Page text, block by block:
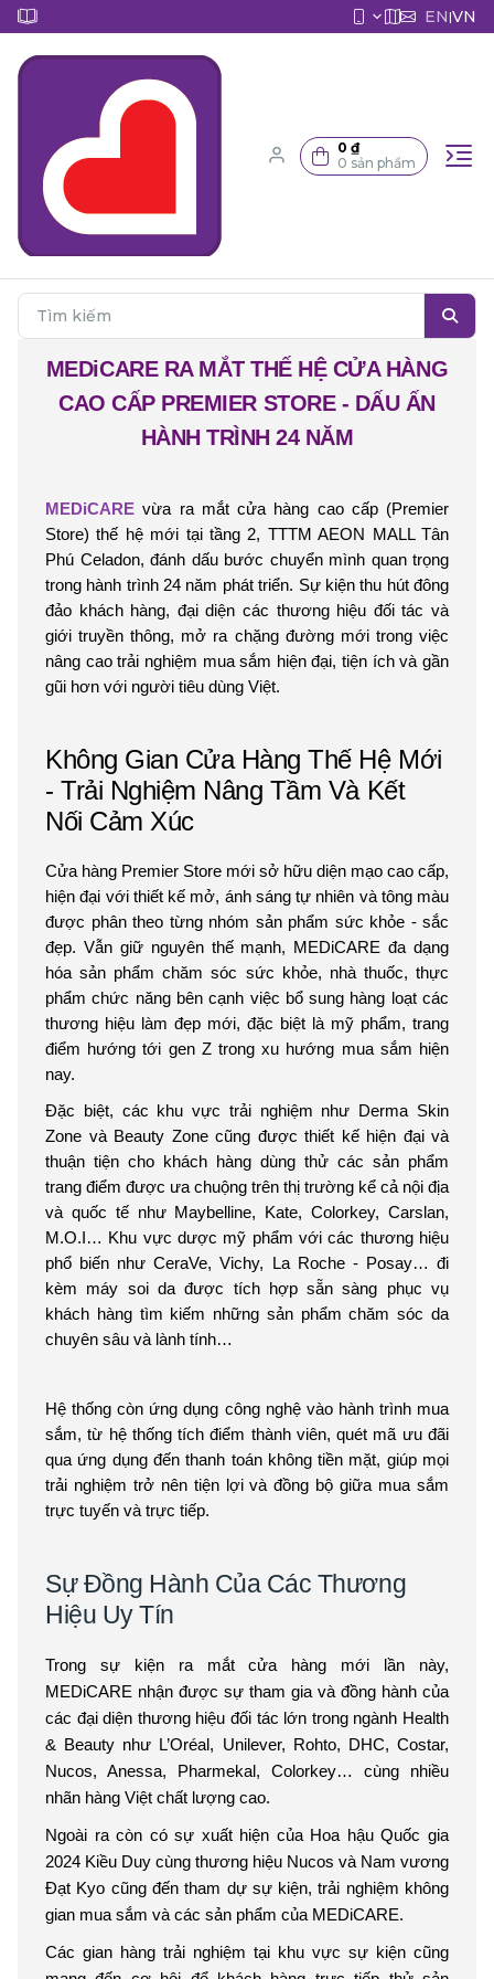
EN|VN
0 ₫
0 sản phẩm
MEDiCARE RA MẮT THẾ HỆ CỬA HÀNG
CAO CẤP PREMIER STORE - DẤU ẤN
HÀNH TRÌNH 24 NĂM
MEDiCARE vừa ra mắt cửa hàng cao cấp (Premier
Store) thế hệ mới tại tầng 2, TTTM AEON MALL Tân
Phú Celadon, đánh dấu bước chuyển mình quan trọng
trong hành trình 24 năm phát triển. Sự kiện thu hút đông
đảo khách hàng, đại diện các thương hiệu đối tác và
giới truyền thông, mở ra chặng đường mới trong việc
nâng cao trải nghiệm mua sắm hiện đại, tiện ích và gần
gũi hơn với người tiêu dùng Việt.
Không Gian Cửa Hàng Thế Hệ Mới
- Trải Nghiệm Nâng Tầm Và Kết
Nối Cảm Xúc
Cửa hàng Premier Store mới sở hữu diện mạo cao cấp,
hiện đại với thiết kế mở, ánh sáng tự nhiên và tông màu
được phân theo từng nhóm sản phẩm sức khỏe - sắc
đẹp. Vẫn giữ nguyên thế mạnh, MEDiCARE đa dạng
hóa sản phẩm chăm sóc sức khỏe, nhà thuốc, thực
phẩm chức năng bên cạnh việc bổ sung hàng loạt các
thương hiệu làm đẹp mới, đặc biệt là mỹ phẩm, trang
điểm hướng tới gen Z trong xu hướng mua sắm hiện
nay.
Đặc biệt, các khu vực trải nghiệm như Derma Skin
Zone và Beauty Zone cũng được thiết kế hiện đại và
thuận tiện cho khách hàng dùng thử các sản phẩm
trang điểm được ưa chuộng trên thị trường kể cả nội địa
và quốc tế như Maybelline, Kate, Colorkey, Carslan,
M.O.I… Khu vực dược mỹ phẩm với các thương hiệu
phổ biến như CeraVe, Vichy, La Roche - Posay… đi
kèm máy soi da được tích hợp sẵn sàng phục vụ
khách hàng tìm kiếm những sản phẩm chăm sóc da
chuyên sâu và lành tính…
Hệ thống còn ứng dụng công nghệ vào hành trình mua
sắm, từ hệ thống tích điểm thành viên, quét mã ưu đãi
qua ứng dụng đến thanh toán không tiền mặt, giúp mọi
trải nghiệm trở nên tiện lợi và đồng bộ giữa mua sắm
trực tuyến và trực tiếp.
Sự Đồng Hành Của Các Thương
Hiệu Uy Tín
Trong sự kiện ra mắt cửa hàng mới lần này,
MEDiCARE nhận được sự tham gia và đồng hành của
các đại diện thương hiệu đối tác lớn trong ngành Health
& Beauty như L’Oréal, Unilever, Rohto, DHC, Costar,
Nucos, Anessa, Pharmekal, Colorkey… cùng nhiều
nhãn hàng Việt chất lượng cao.
Ngoài ra còn có sự xuất hiện của Hoa hậu Quốc gia
2024 Kiều Duy cùng thương hiệu Nucos và Nam vương
Đạt Kyo cũng đến tham dự sự kiện, trải nghiệm không
gian mua sắm và các sản phẩm của MEDiCARE.
Các gian hàng trải nghiệm tại khu vực sự kiện cũng